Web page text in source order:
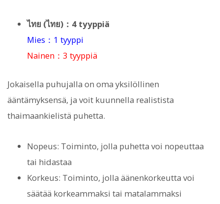
ไทย (ไทย)：4 tyyppiä
Mies：1 tyyppi
Nainen：3 tyyppiä
Jokaisella puhujalla on oma yksilöllinen
ääntämyksensä, ja voit kuunnella realistista
thaimaankielistä puhetta.
Nopeus: Toiminto, jolla puhetta voi nopeuttaa
tai hidastaa
Korkeus: Toiminto, jolla äänenkorkeutta voi
säätää korkeammaksi tai matalammaksi